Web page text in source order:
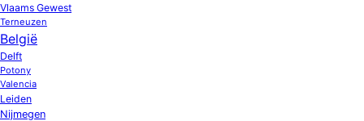
Vlaams Gewest
Terneuzen
België
Delft
Potony
Valencia
Leiden
Nijmegen